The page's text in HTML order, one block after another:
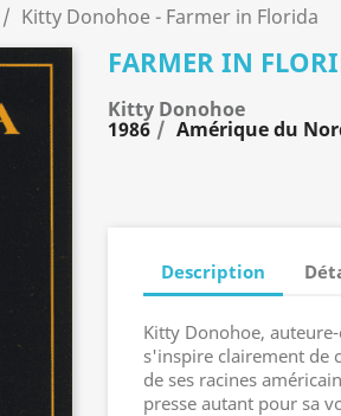
Kitty Donohoe - Farmer in Florida
FARMER IN
Kitty Donohoe
1986 Amérique du
Description
Kitty Donohoe,
s'inspire clairement de
de ses racines
presse autant pour sa